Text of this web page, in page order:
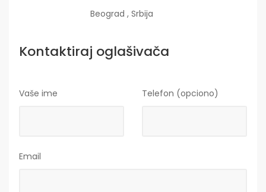
Beograd , Srbija
Kontaktiraj oglašivača
Vaše ime Telefon (opciono)
Email